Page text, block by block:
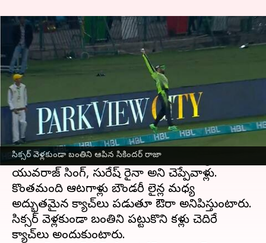
సిక్సర్ వెళ్లకుండా బంతిని ఆపిన సికిందర్ రాజా
PSL: వావ్.. సూపర్ మ్యాన్‌లా బంతిని
ఆపిన సికిందర్ రాజా
వ్రాసిన వారు Jayachandra Akuri Mar 03, 2023 06:05 pm
ఈ వార్తాకథనం ఏంటి
ఒకప్పుడు అద్భుతమైన ఫీల్డింగ్ చేస్తూ.. క్యాచ్‌లు పట్టే
ఆటగాళ్లు ఎవరంటే టక్కున గుర్తొచ్చే ప్లేయర్లలో తొలి
ఆటగాడు జాంటీ రూడ్స్.. ఆ తర్వాత మహ్మద్ కైఫ్,
యువరాజ్ సింగ్, సురేష్ రైనా అని చెప్పేవాళ్లు.
కొంతమంది ఆటగాళ్లు బౌండరీ లైన్ల మధ్య
అద్భుతమైన క్యాచ్‌లు పడుతూ ఔరా అనిపిస్తుంటారు.
సిక్సర్ వెళ్లకుండా బంతిని పట్టుకొని కళ్లు చెదిరే